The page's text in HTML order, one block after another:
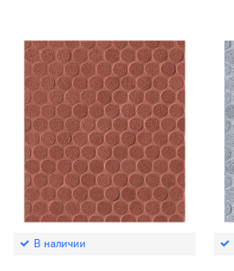
В наличии